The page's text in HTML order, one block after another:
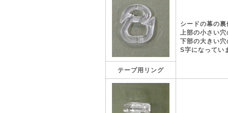
シードの幕の
上部の小さい
下部の大きい
S字になってい
テープ用リング